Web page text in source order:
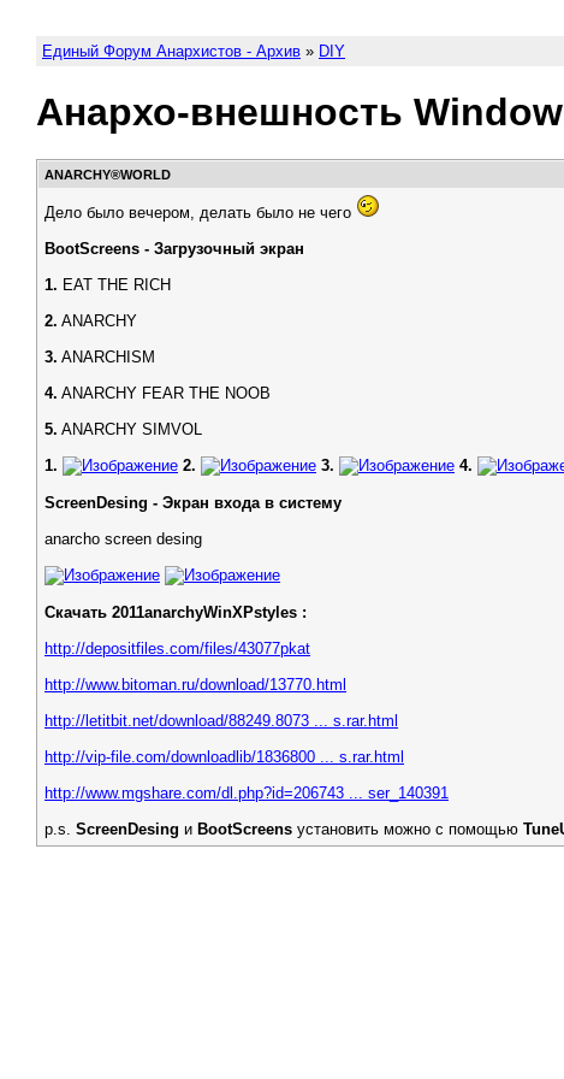
Единый Форум Анархистов - Архив » DIY
Анархо-внешность
АNARCHY®WORLD
Дело было вечером, делать было не чего
BootScreens - Загрузочный экран
1. EAT THE RICH
2. ANARCHY
3. ANARCHISM
4. ANARCHY FEAR THE NOOB
5. ANARCHY SIMVOL
1.
2. 3. 4.
ScreenDesing - Экран входа в систему
anarcho screen desing
Скачать 2011anarchyWinXPstyles :
http://depositfiles.com/files/43077pkat
http://www.bitoman.ru/download/13770.html
http://letitbit.net/download/88249.8073 ... s.rar.html
http://vip-file.com/downloadlib/1836800 ... s.rar.html
http://www.mgshare.com/dl.php?id=206743 ... ser_140391
p.s. ScreenDesing и BootScreens установить можно с помощью